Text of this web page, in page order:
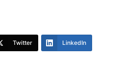
Twitter LinkedIn